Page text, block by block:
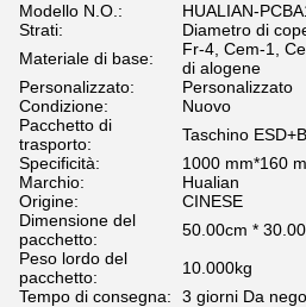
Modello N.O.:
HUALIAN-
Strati:
Diametro di
Materiale di base:
Fr-4, Cem-1,
di alogene
Personalizzato:
Personalizzato
Condizione:
Nuovo
Pacchetto di
trasporto:
Taschino
Specificità:
1000 mm*160
Marchio:
Hualian
Origine:
CINESE
Dimensione del
pacchetto:
50.00cm *
Peso lordo del
pacchetto:
10.000kg
Tempo di consegna:
3 giorni Da